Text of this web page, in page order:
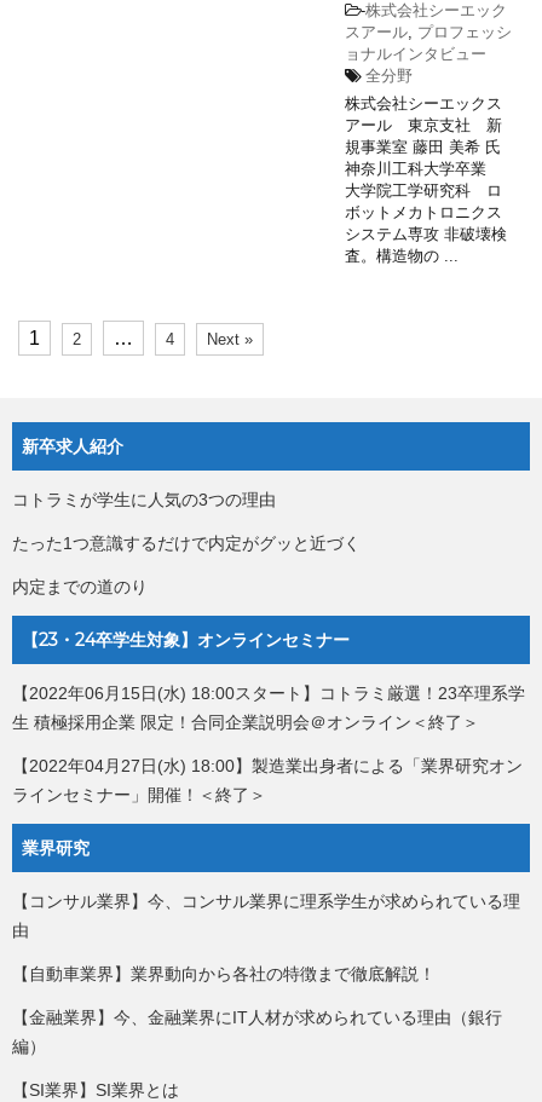
-株式会社シーエック
スアール, プロフェッシ
ョナルインタビュー
全分野
株式会社シーエックス
アール 東京支社 新
規事業室 藤田 美希 氏
神奈川工科大学卒業
大学院工学研究科 ロ
ボットメカトロニクス
システム専攻 非破壊検
査。構造物の ...
1 2 … 4 Next »
新卒求人紹介
コトラミが学生に人気の3つの理由
たった1つ意識するだけで内定がグッと近づく
内定までの道のり
【23・24卒学生対象】オンラインセミナー
【2022年06月15日(水) 18:00スタート】コトラミ厳選！23卒理系学
生 積極採用企業 限定！合同企業説明会＠オンライン＜終了＞
【2022年04月27日(水) 18:00】製造業出身者による「業界研究オン
ラインセミナー」開催！＜終了＞
業界研究
【コンサル業界】今、コンサル業界に理系学生が求められている理
由
【自動車業界】業界動向から各社の特徴まで徹底解説！
【金融業界】今、金融業界にIT人材が求められている理由（銀行
編）
【SI業界】SI業界とは